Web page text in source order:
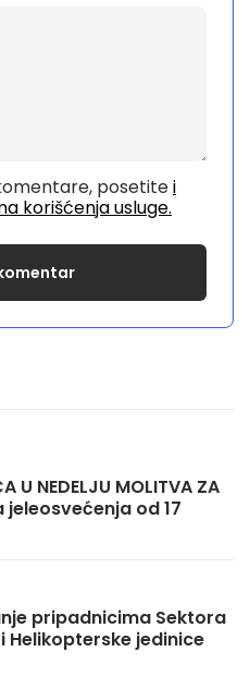
posetitei
korišćenja usluge.
U NEDELJU MOLITVA ZA
jeleosvećenja od 17
pripadnicima Sektora
Helikopterske jedinice